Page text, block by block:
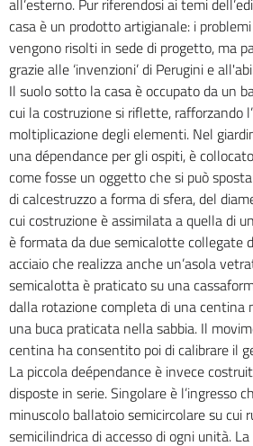
all’esterno. Pur riferendosi ai temi
casa è un prodotto artigianale: i
vengono risolti in sede di progetto, ma
grazie alle ‘invenzioni’ di Perugini e
Il suolo sotto la casa è occupato da un
cui la costruzione si riflette, rafforzando
moltiplicazione degli elementi. Nel
una dépendance per gli ospiti, è
come fosse un oggetto che si può
di calcestruzzo a forma di sfera, del
cui costruzione è assimilata a quella di
è formata da due semicalotte collegate
acciaio che realizza anche un’asola
semicalotta è praticato su una
dalla rotazione completa di una
una buca praticata nella sabbia. Il
centina ha consentito poi di calibrare il
La piccola deépendance è invece
disposte in serie. Singolare è l’ingresso
minuscolo ballatoio semicircolare su cui
semicilindrica di accesso di ogni unità.